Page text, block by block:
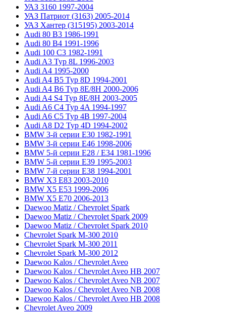
УАЗ 3160 1997-2004
УАЗ Патриот (3163) 2005-2014
УАЗ Хантер (315195) 2003-2014
Audi 80 B3 1986-1991
Audi 80 B4 1991-1996
Audi 100 C3 1982-1991
Audi A3 Typ 8L 1996-2003
Audi A4 1995-2000
Audi A4 B5 Typ 8D 1994-2001
Audi A4 B6 Typ 8E/8H 2000-2006
Audi A4 S4 Typ 8E/8H 2003-2005
Audi A6 C4 Typ 4A 1994-1997
Audi A6 C5 Typ 4B 1997-2004
Audi A8 D2 Typ 4D 1994-2002
BMW 3-й серии E30 1982-1991
BMW 3-й серии E46 1998-2006
BMW 5-й серии E28 / E34 1981-1996
BMW 5-й серии E39 1995-2003
BMW 7-й серии E38 1994-2001
BMW X3 E83 2003-2010
BMW X5 E53 1999-2006
BMW X5 E70 2006-2013
Daewoo Matiz / Chevrolet Spark
Daewoo Matiz / Chevrolet Spark 2009
Daewoo Matiz / Chevrolet Spark 2010
Chevrolet Spark M-300 2010
Chevrolet Spark M-300 2011
Chevrolet Spark M-300 2012
Daewoo Kalos / Chevrolet Aveo
Daewoo Kalos / Chevrolet Aveo HB 2007
Daewoo Kalos / Chevrolet Aveo NB 2007
Daewoo Kalos / Chevrolet Aveo NB 2008
Daewoo Kalos / Chevrolet Aveo HB 2008
Chevrolet Aveo 2009